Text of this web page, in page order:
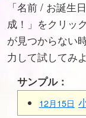
「名前 / お誕生
成！」をクリッ
が見つからない
力して試してみ
サンプル：
12月15日